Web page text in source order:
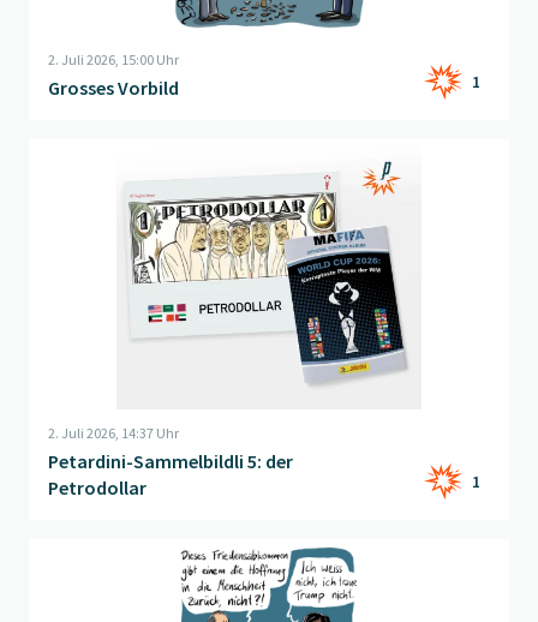
2. Juli 2026, 15:00 Uhr
Grosses Vorbild 1
2. Juli 2026, 14:37 Uhr
Petardini-Sammelbildli 5: der
Petrodollar
1
Friedenshoffnung" öffnen